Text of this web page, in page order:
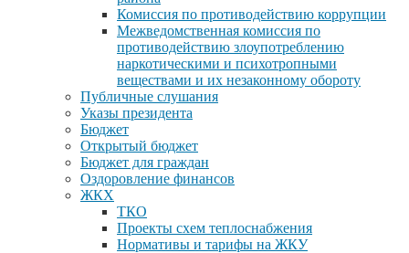
Комиссия по противодействию коррупции
Межведомственная комиссия по
противодействию злоупотреблению
наркотическими и психотропными
веществами и их незаконному обороту
Публичные слушания
Указы президента
Бюджет
Открытый бюджет
Бюджет для граждан
Оздоровление финансов
ЖКХ
ТКО
Проекты схем теплоснабжения
Нормативы и тарифы на ЖКУ